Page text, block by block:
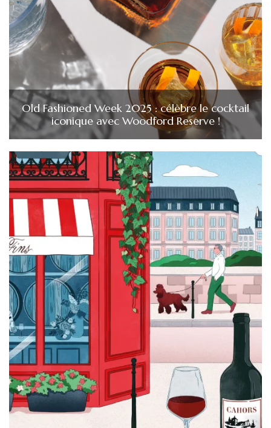
Old Fashioned Week 2025 : célèbre le cocktail
iconique avec Woodford Reserve !